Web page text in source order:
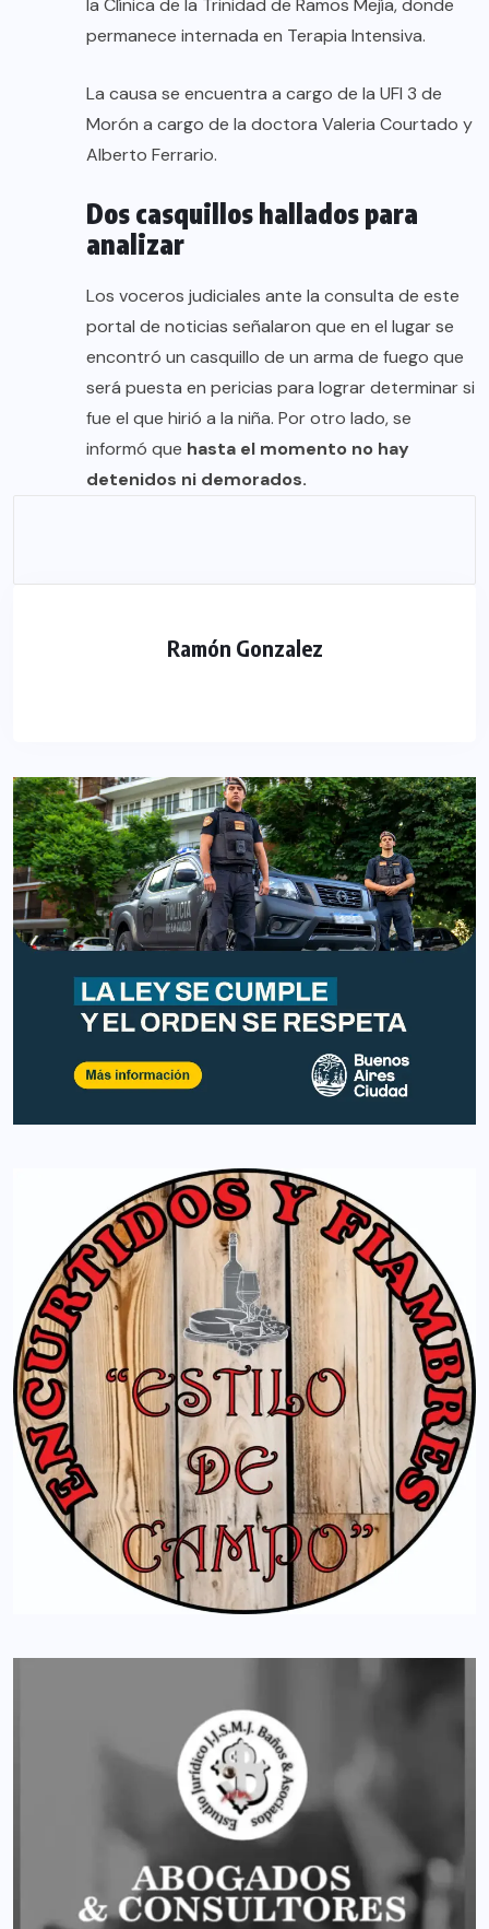
la Clínica de la Trinidad de Ramos Mejía, donde
permanece internada en Terapia Intensiva.
La causa se encuentra a cargo de la UFI 3 de
Morón a cargo de la doctora Valeria Courtado y
Alberto Ferrario.
Dos casquillos hallados para
analizar
Los voceros judiciales ante la consulta de este
portal de noticias señalaron que en el lugar se
encontró un casquillo de un arma de fuego que
será puesta en pericias para lograr determinar si
fue el que hirió a la niña. Por otro lado, se
informó que hasta el momento no hay
detenidos ni demorados.
Ramón Gonzalez